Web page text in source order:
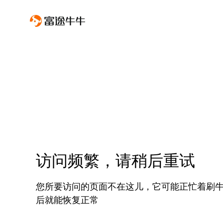
访问频繁，请稍后重试
您所要访问的页面不在这儿，它可能正忙着刷
后就能恢复正常